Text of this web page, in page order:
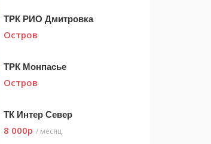
ТРК РИО Дмитровка
Остров
ТРК Монпасье
Остров
ТК Интер Север
8 000p / месяц